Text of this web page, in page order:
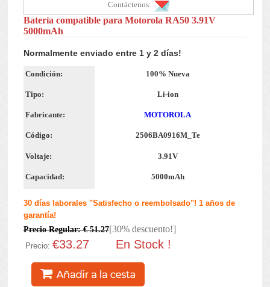
Contáctenos:
Batería compatible para Motorola RA50 3.91V
5000mAh
Normalmente enviado entre 1 y 2 días!
Condición: 100% Nueva
Tipo: Li-ion
Fabricante: MOTOROLA
Código: 2506BA0916M_Te
Voltaje: 3.91V
Capacidad: 5000mAh
30 días laborales "Satisfecho o reembolsado"! 1 años de
garantía!
Precio Regular: € 51.27[30% descuento!]
Precio:€33.27 En Stock !